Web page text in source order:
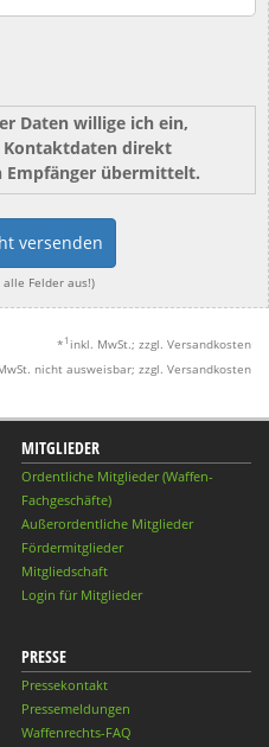
Daten willige ich ein,
Kontaktdaten direkt
Empfänger übermittelt.
versenden
Felder aus!)
* 1 inkl. MwSt.; zzgl. Versandkosten
nicht ausweisbar; zzgl. Versandkosten
MITGLIEDER
Ordentliche Mitglieder (Waffen-
Fachgeschäfte)
Außerordentliche Mitglieder
Fördermitglieder
Mitgliedschaft
Login für Mitglieder
PRESSE
Pressekontakt
Pressemeldungen
Waffenrechts-FAQ